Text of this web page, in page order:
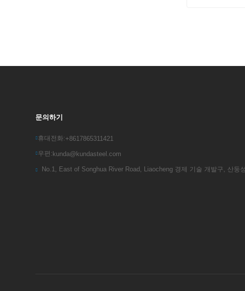
문의하기
휴대전화:+8617865311421
우편: kunda@kundasteel.com
No.1, East of Songhua River Road, Liaocheng 경제 기술 개발구, 산둥